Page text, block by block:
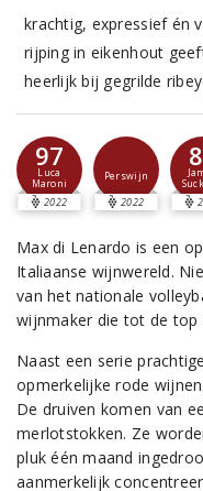
krachtig, expressief én
rijping in eikenhout
heerlijk bij gegrilde
97
Luca
Maroni
2022
Perswijn
2022
Max di Lenardo is een
Italiaanse wijnwereld.
van het nationale
wijnmaker die tot de top
Naast een serie
opmerkelijke rode
De druiven komen van
merlotstokken. Ze
pluk één maand
aanmerkelijk